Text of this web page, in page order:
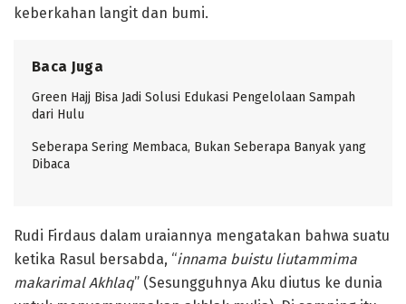
keberkahan langit dan bumi.
Baca Juga
Green Hajj Bisa Jadi Solusi Edukasi Pengelolaan Sampah
dari Hulu
Seberapa Sering Membaca, Bukan Seberapa Banyak yang
Dibaca
Rudi Firdaus dalam uraiannya mengatakan bahwa suatu
ketika Rasul bersabda, “innama buistu liutammima
makarimal Akhlaq” (Sesungguhnya Aku diutus ke dunia